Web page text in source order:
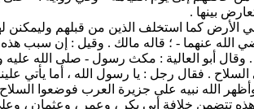
بينها .
الأرض كما استخلف الذين من قبلهم وليمكنن
عنهما - ؛ قاله مالك . وقيل : إن سبب
. وقال أبو العالية : مكث رسول - صلى الله
. فقال رجل : يا رسول الله ، أما يأتي
الله نبيه على جزيرة العرب فوضعوا
تتضمن خلافة أبي بكر ، وعمر ، وعثمان ،